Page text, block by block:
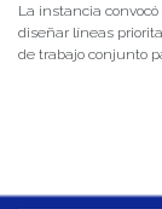
La instancia
diseñar líneas
de trabajo conjunto